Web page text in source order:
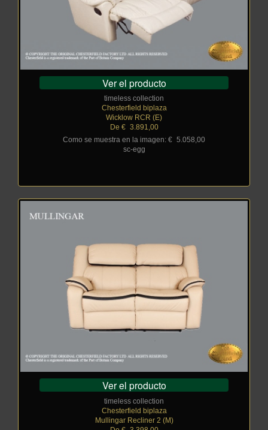
Ver el producto
timeless collection
Chesterfield biplaza
Wicklow RCR (E)
De €_ 3.891,00
Como se muestra en la imagen: € 5.058,00
sc-egg
Ver el producto
timeless collection
Chesterfield biplaza
Mullingar Recliner 2 (M)